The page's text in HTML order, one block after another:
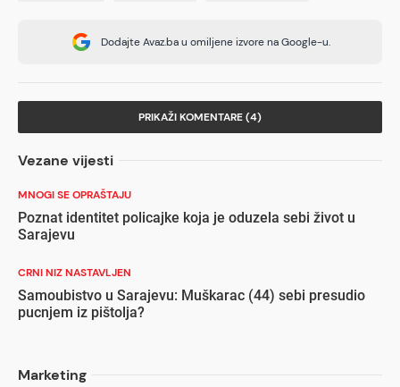
Dodajte Avaz.ba u omiljene izvore na Google-u.
PRIKAŽI KOMENTARE (4)
Vezane vijesti
MNOGI SE OPRAŠTAJU
Poznat identitet policajke koja je oduzela sebi život u
Sarajevu
CRNI NIZ NASTAVLJEN
Samoubistvo u Sarajevu: Muškarac (44) sebi presudio
pucnjem iz pištolja?
Marketing